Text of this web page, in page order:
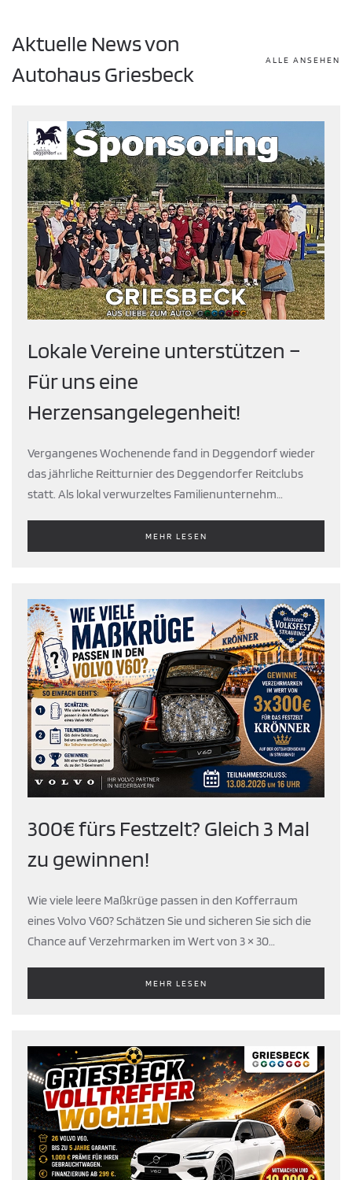
Aktuelle News von
Autohaus Griesbeck
ALLE ANSEHEN
Lokale Vereine unterstützen –
Für uns eine
Herzensangelegenheit!
Vergangenes Wochenende fand in Deggendorf wieder
das jährliche Reitturnier des Deggendorfer Reitclubs
statt. Als lokal verwurzeltes Familienunternehm…
MEHR LESEN
300€ fürs Festzelt? Gleich 3 Mal
zu gewinnen!
Wie viele leere Maßkrüge passen in den Kofferraum
eines Volvo V60? Schätzen Sie und sicheren Sie sich die
Chance auf Verzehrmarken im Wert von 3 × 30…
MEHR LESEN